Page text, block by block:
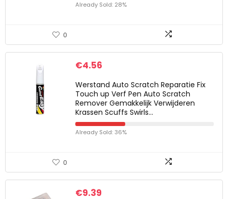
Already Sold: 28%
0
€4.56
Werstand Auto Scratch Reparatie Fix
Touch up Verf Pen Auto Scratch
Remover Gemakkelijk Verwijderen
Krassen Scuffs Swirls…
Already Sold: 36%
0
€9.39